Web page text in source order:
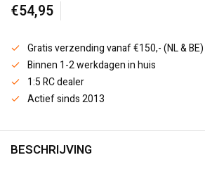
€54,95
Gratis verzending vanaf €150,- (NL & BE)
Binnen 1-2 werkdagen in huis
1:5 RC dealer
Actief sinds 2013
BESCHRIJVING